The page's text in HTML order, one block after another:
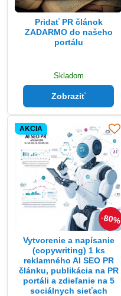
Pridať PR článok
ZADARMO do našeho
portálu
Skladom
Zobraziť
80%
AKCIA
Vytvorenie a napísanie
(copywriting) 1 ks
reklamného AI SEO PR
článku, publikácia na PR
portáli a zdieľanie na 5
sociálnych sieťach